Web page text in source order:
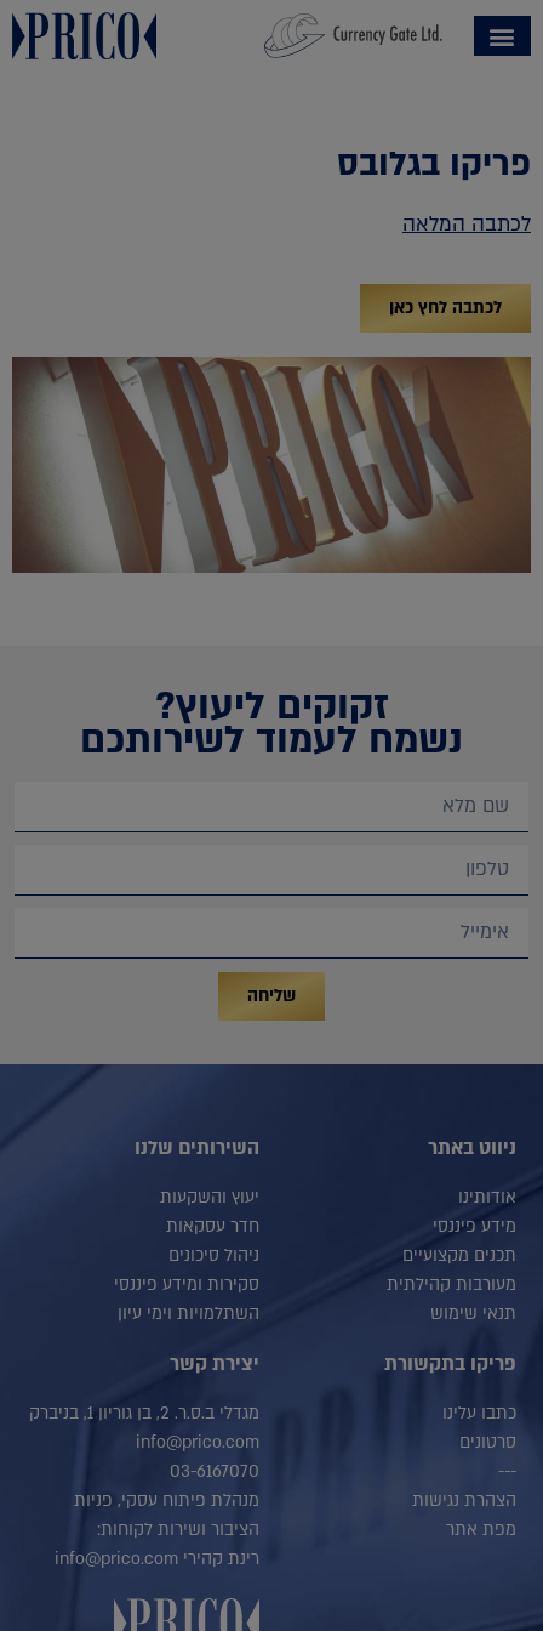
פריקו בגלובס
לכתבה המלאה
לכתבה לחץ כאן
זקוקים ליעוץ?
נשמח לעמוד לשירותכם
שליחה
ניווט באתר
אודותינו
מידע פיננסי
תכנים מקצועיים
מעורבות קהילתית
תנאי שימוש
השירותים שלנו
יעוץ והשקעות
חדר עסקאות
ניהול סיכונים
סקירות ומידע פיננסי
השתלמויות וימי עיון
פריקו בתקשורת
כתבו עלינו
סרטונים
---
הצהרת נגישות
מפת אתר
יצירת קשר
מגדלי ב.ס.ר. 2, בן גוריון 1, בניברק
info@prico.com
03-6167070
מנהלת פיתוח עסקי, פניות
הציבור ושירות לקוחות:
רינת קהירי info@prico.com